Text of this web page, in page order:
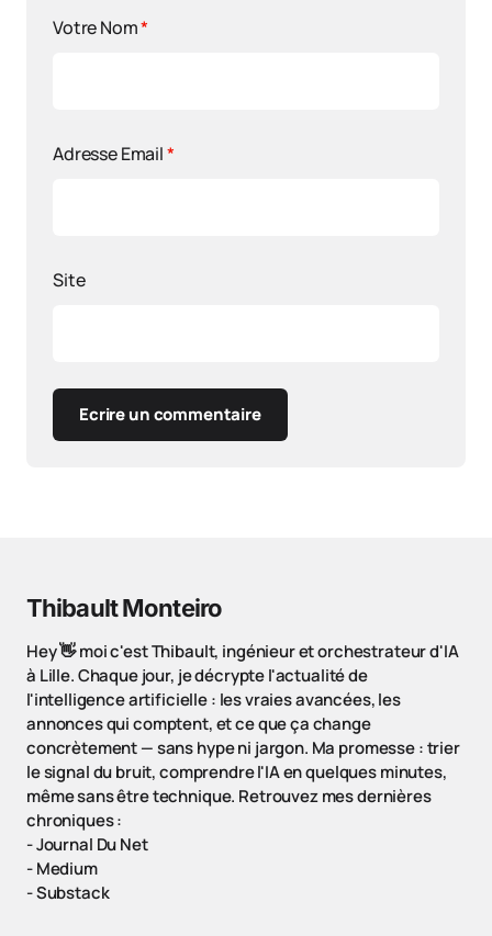
Votre Nom*
Adresse Email*
Site
Ecrire un commentaire
Thibault Monteiro
Hey 👋 moi c'est Thibault, ingénieur et orchestrateur d'IA
à Lille. Chaque jour, je décrypte l'actualité de
l'intelligence artificielle : les vraies avancées, les
annonces qui comptent, et ce que ça change
concrètement — sans hype ni jargon. Ma promesse : trier
le signal du bruit, comprendre l'IA en quelques minutes,
même sans être technique. Retrouvez mes dernières
chroniques :
-Journal Du Net
-Medium
-Substack